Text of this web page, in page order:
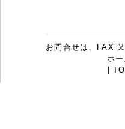
お問合せは、FAX
ホ
|